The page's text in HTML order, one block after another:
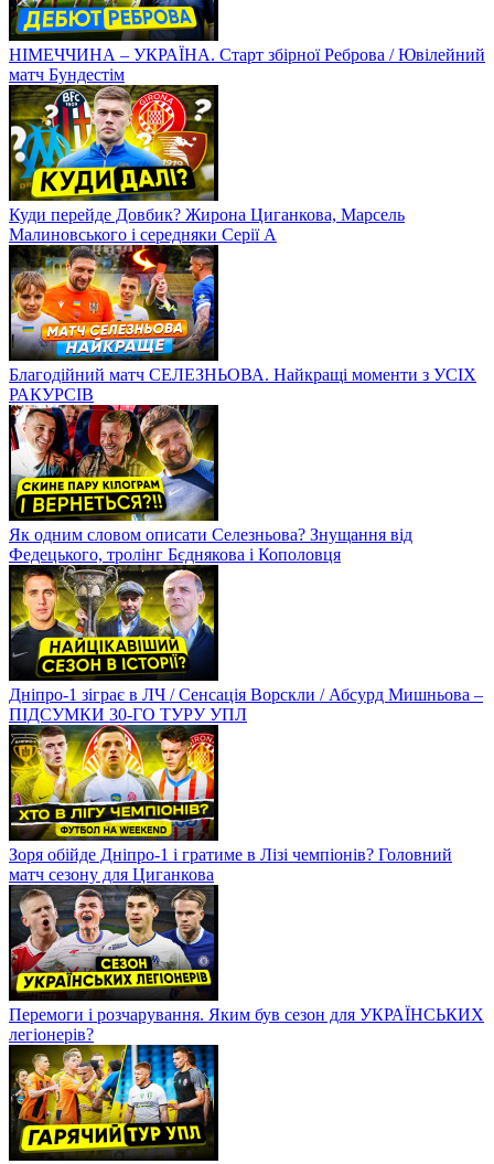
НІМЕЧЧИНА – УКРАЇНА. Старт збірної Реброва / Ювілейний
матч Бундестім
Куди перейде Довбик? Жирона Циганкова, Марсель
Малиновського і середняки Серії А
Благодійний матч СЕЛЕЗНЬОВА. Найкращі моменти з УСІХ
РАКУРСІВ
Як одним словом описати Селезньова? Знущання від
Федецького, тролінг Бєднякова і Кополовця
Дніпро-1 зіграє в ЛЧ / Сенсація Ворскли / Абсурд Мишньова –
ПІДСУМКИ 30-ГО ТУРУ УПЛ
Зоря обійде Дніпро-1 і гратиме в Лізі чемпіонів? Головний
матч сезону для Циганкова
Перемоги і розчарування. Яким був сезон для УКРАЇНСЬКИХ
легіонерів?